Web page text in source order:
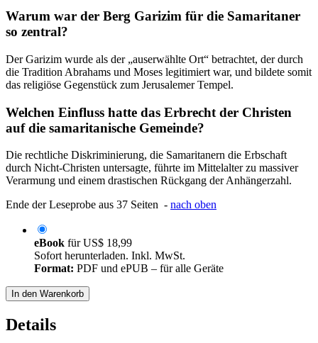
Warum war der Berg Garizim für die Samaritaner
so zentral?
Der Garizim wurde als der „auserwählte Ort“ betrachtet, der durch
die Tradition Abrahams und Moses legitimiert war, und bildete somit
das religiöse Gegenstück zum Jerusalemer Tempel.
Welchen Einfluss hatte das Erbrecht der Christen
auf die samaritanische Gemeinde?
Die rechtliche Diskriminierung, die Samaritanern die Erbschaft
durch Nicht-Christen untersagte, führte im Mittelalter zu massiver
Verarmung und einem drastischen Rückgang der Anhängerzahl.
Ende der Leseprobe aus 37 Seiten - nach oben
eBook fürUS$ 18,99
Sofort herunterladen. Inkl. MwSt.
Format: PDF und ePUB – für alle Geräte
In den Warenkorb
Details